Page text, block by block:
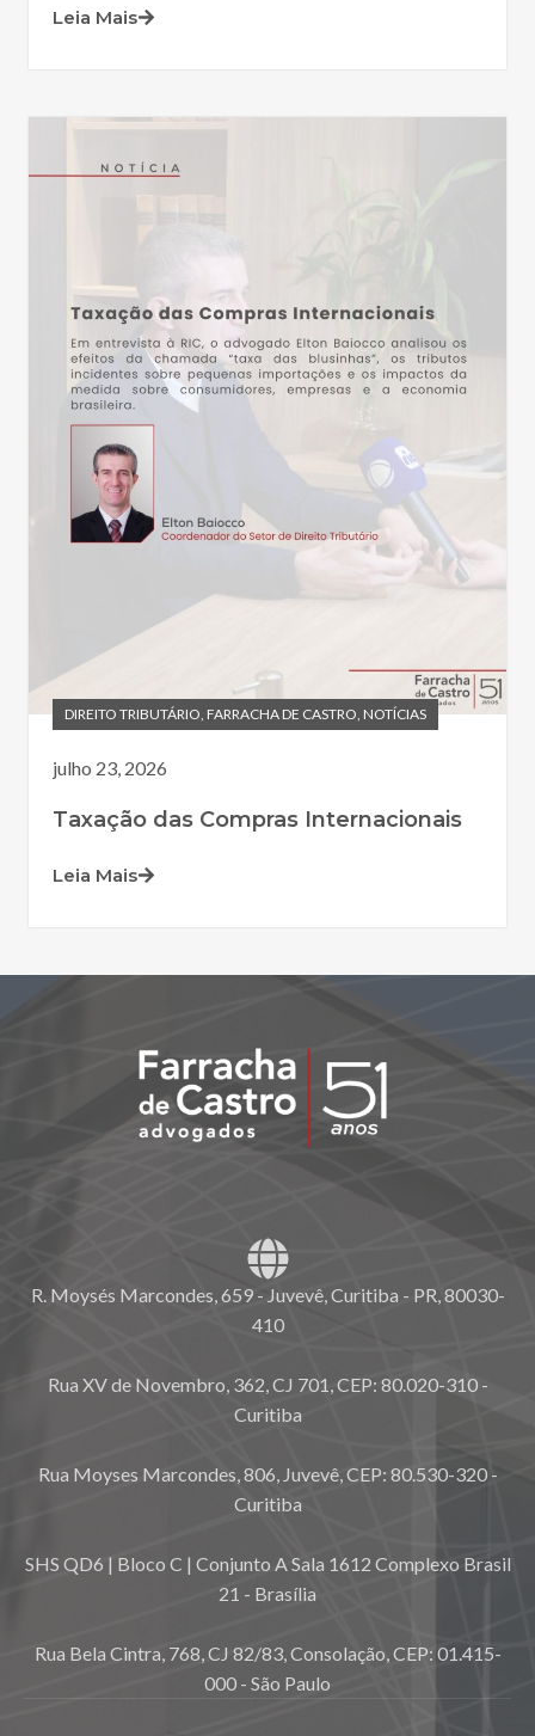
Leia Mais
DIREITO TRIBUTÁRIO, FARRACHA DE CASTRO, NOTÍCIAS
julho 23, 2026
Taxação das Compras Internacionais
Leia Mais
R. Moysés Marcondes, 659 - Juvevê, Curitiba - PR, 80030-
410
Rua XV de Novembro, 362, CJ 701, CEP: 80.020-310 -
Curitiba
Rua Moyses Marcondes, 806, Juvevê, CEP: 80.530-320 -
Curitiba
SHS QD6 | Bloco C | Conjunto A Sala 1612 Complexo Brasil
21 - Brasília
Rua Bela Cintra, 768, CJ 82/83, Consolação, CEP: 01.415-
000 - São Paulo